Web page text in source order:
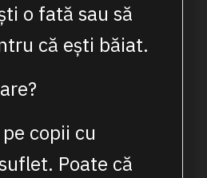
o fată sau să
că ești băiat.
copii cu
Poate că